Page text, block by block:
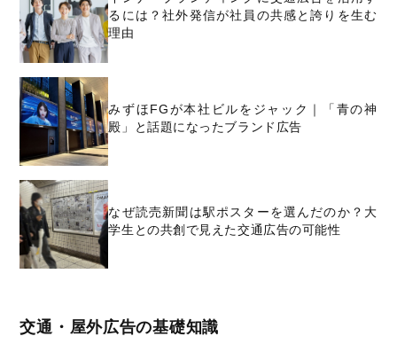
るには？社外発信が社員の共感と誇りを生む
理由
みずほFGが本社ビルをジャック｜「青の神
殿」と話題になったブランド広告
なぜ読売新聞は駅ポスターを選んだのか？大
学生との共創で見えた交通広告の可能性
交通・屋外広告の基礎知識